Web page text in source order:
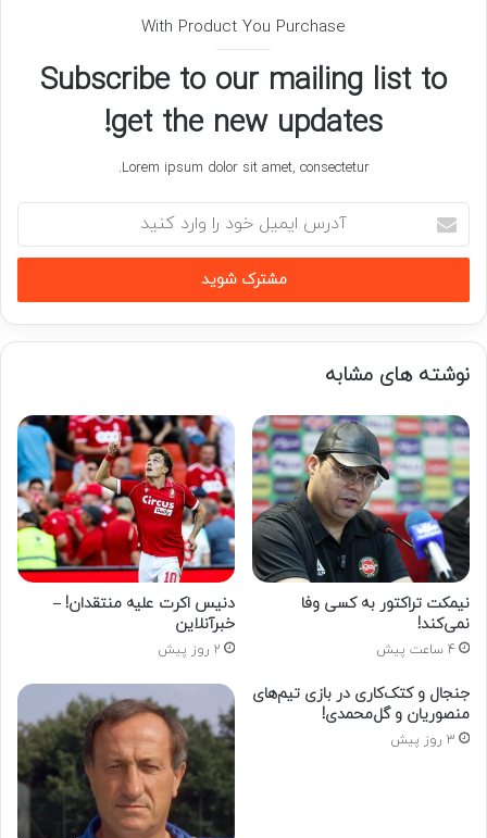
With Product You Purchase
Subscribe to our mailing list to
get the new updates!
Lorem ipsum dolor sit amet, consectetur.
آدرس
ایمیل
خود
وارد
کنید
نوشته های مشابه
نیمکت تراکتور به کسی وفا
نمی‌کند!
4 ساعت پیش
دنیس اکرت علیه منتقدان! –
خبرآنلاین
2 روز پیش
جنجال و کتک‌کاری در بازی تیم‌های
منصوریان و گل‌محمدی!
3 روز پیش